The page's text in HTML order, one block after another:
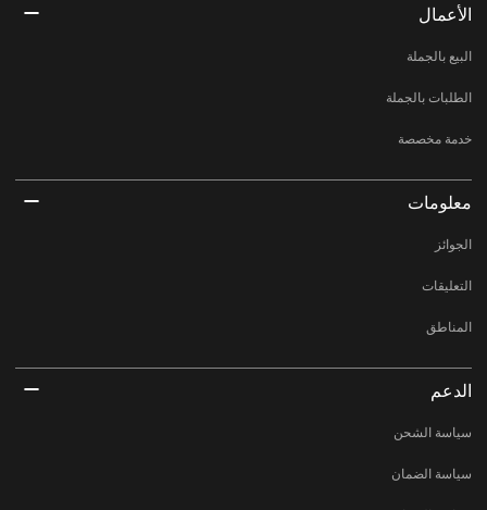
الأعمال
البيع بالجملة
الطلبات بالجملة
خدمة مخصصة
معلومات
الجوائز
التعليقات
المناطق
الدعم
سياسة الشحن
سياسة الضمان